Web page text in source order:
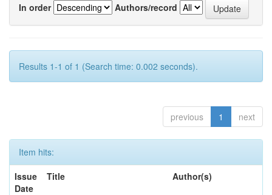
In order
Authors/record
Results 1-1 of 1 (Search time: 0.002 seconds).
previous 1 next
Item hits:
Issue
Date
Title Author(s)